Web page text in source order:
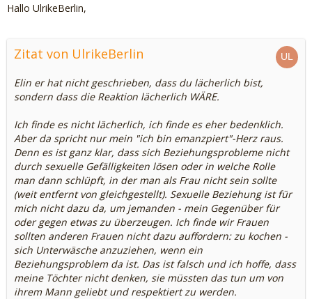
Hallo UlrikeBerlin,
Zitat von UlrikeBerlin
Elin er hat nicht geschrieben, dass du lächerlich bist,
sondern dass die Reaktion lächerlich WÄRE.
Ich finde es nicht lächerlich, ich finde es eher bedenklich.
Aber da spricht nur mein "ich bin emanzpiert"-Herz raus.
Denn es ist ganz klar, dass sich Beziehungsprobleme nicht
durch sexuelle Gefälligkeiten lösen oder in welche Rolle
man dann schlüpft, in der man als Frau nicht sein sollte
(weit entfernt von gleichgestellt). Sexuelle Beziehung ist für
mich nicht dazu da, um jemanden - mein Gegenüber für
oder gegen etwas zu überzeugen. Ich finde wir Frauen
sollten anderen Frauen nicht dazu auffordern: zu kochen -
sich Unterwäsche anzuziehen, wenn ein
Beziehungsproblem da ist. Das ist falsch und ich hoffe, dass
meine Töchter nicht denken, sie müssten das tun um von
ihrem Mann geliebt und respektiert zu werden.